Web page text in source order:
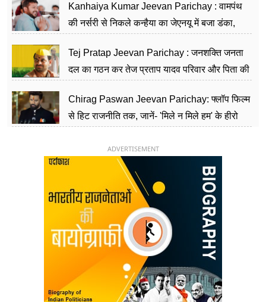
Kanhaiya Kumar Jeevan Parichay : वामपंथ
की नर्सरी से निकले कन्हैया का जेएनयू में बजा डंका,
Tej Pratap Jeevan Parichay : जनशक्ति जनता
दल का गठन कर तेज प्रताप यादव परिवार और पिता की
Chirag Paswan Jeevan Parichay: फ्लॉप फिल्म
से हिट राजनीति तक, जानें- 'मिले न मिले हम' के हीरो
ADVERTISEMENT